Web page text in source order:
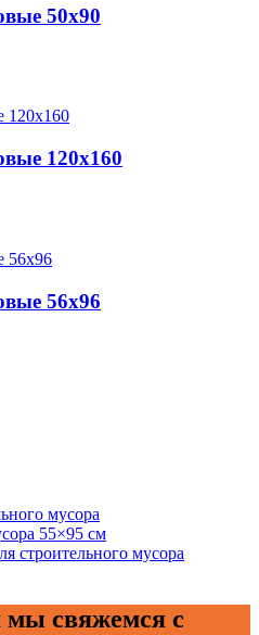
50x90
120x160
56x96
мусора
55×95 см
строительного мусора
мы свяжемся с